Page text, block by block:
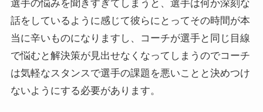
選手の悩みを聞きすぎてしまうと、選手は何か深刻な
話をしているように感じて彼らにとってその時間が本
当に辛いものになりますし、コーチが選手と同じ目線
で悩むと解決策が見出せなくなってしまうのでコーチ
は気軽なスタンスで選手の課題を悪いことと決めつけ
ないようにする必要があります。